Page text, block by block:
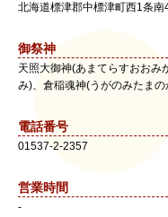
北海道標津郡中標津町西1条南
御祭神
天照大御神(あまてらすおおみ
み)、倉稲魂神(うがのみたまの
電話番号
01537-2-2357
営業時間
-